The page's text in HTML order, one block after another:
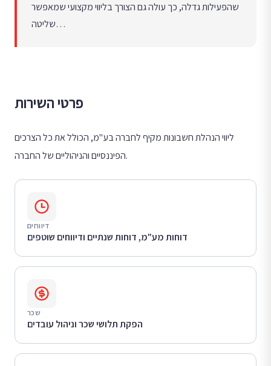
שהפעילות גדלה, כך עולה גם הצורך בליווי מקצועי שמאפשר
שליטה…
פרטי השירות
ליווי הנהלת חשבונות מקיף לחברה בע"מ, הכולל את כל הצרכים
הפיננסיים והניהוליים של החברה.
דיווחים
דוחות מע"מ, דוחות שנתיים ודיווחים שוטפים
שכר
הפקת תלושי שכר וניהול עובדים